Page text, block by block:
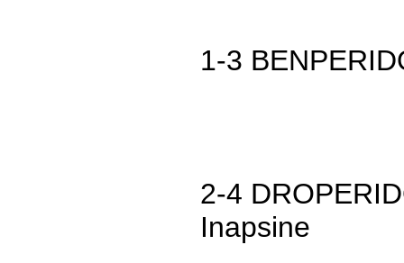
1-3
2-4
Inapsine